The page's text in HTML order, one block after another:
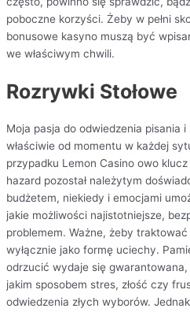
poboczne korzyści. Żeby w pełni
bonusowe kasyno muszą być
we właściwym chwili.
Rozrywki Stołowe
Moja pasja do odwiedzenia pisania
właściwie od momentu w każdej
przypadku Lemon Casino owo
hazard pozostał należytym
budżetem, niekiedy i emocjami
jakie możliwości najistotniejsze,
problemem. Ważne, żeby
wyłącznie jako formę uciechy.
odrzucić wydaje się gwarantowana,
jakim sposobem stres, złość czy
odwiedzenia złych wyborów.